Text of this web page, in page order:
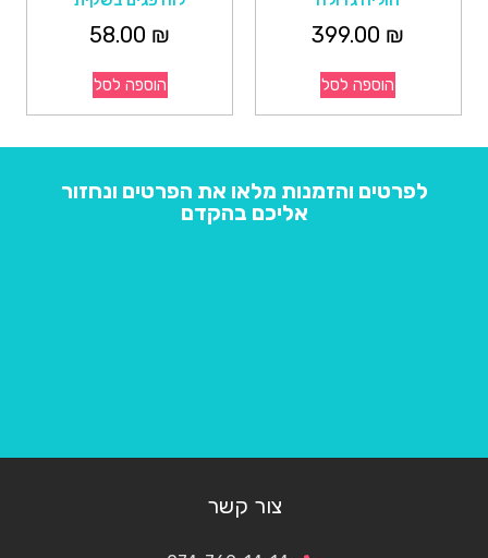
399.00 ₪
הוספה לסל
58.00 ₪
הוספה לסל
לפרטים והזמנות מלאו את הפרטים ונחזור
אליכם בהקדם
צור קשר